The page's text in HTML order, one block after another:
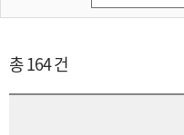
총 164 건